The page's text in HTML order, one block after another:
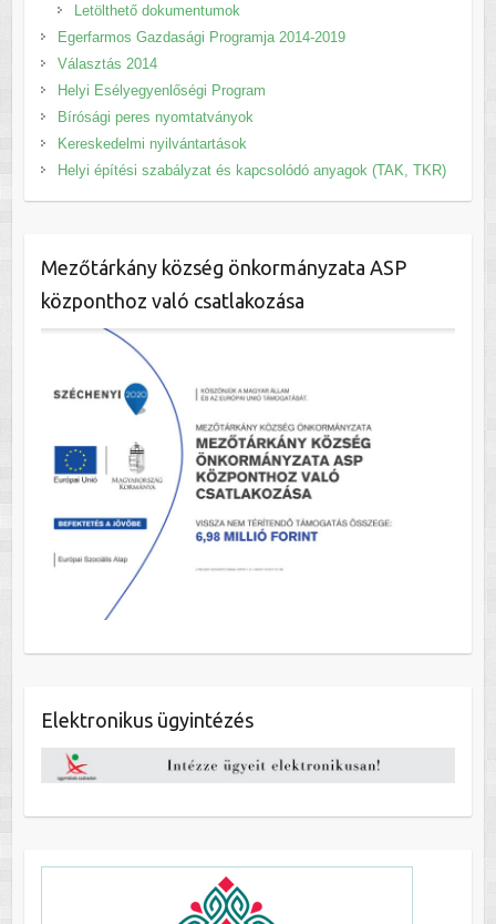
Letölthető dokumentumok
Egerfarmos Gazdasági Programja 2014-2019
Választás 2014
Helyi Esélyegyenlőségi Program
Bírósági peres nyomtatványok
Kereskedelmi nyilvántartások
Helyi építési szabályzat és kapcsolódó anyagok (TAK, TKR)
Mezőtárkány község önkormányzata ASP
központhoz való csatlakozása
Elektronikus ügyintézés